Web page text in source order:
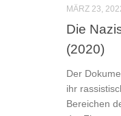
MÄRZ 23,
Die
(2020)
Der
ihr
Bereichen